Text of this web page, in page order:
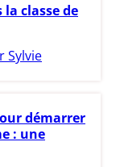
classe de
Sylvie
démarrer
: une